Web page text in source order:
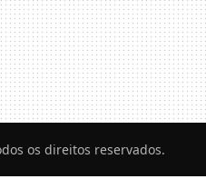
os direitos reservados.